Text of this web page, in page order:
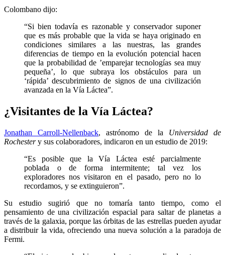
Colombano dijo:
“Si bien todavía es razonable y conservador suponer
que es más probable que la vida se haya originado en
condiciones similares a las nuestras, las grandes
diferencias de tiempo en la evolución potencial hacen
que la probabilidad de ’emparejar tecnologías sea muy
pequeña’, lo que subraya los obstáculos para un
‘rápida’ descubrimiento de signos de una civilización
avanzada en la Vía Láctea”.
¿Visitantes de la Vía Láctea?
Jonathan Carroll-Nellenback, astrónomo de la Universidad de
Rochestery sus colaboradores, indicaron en un estudio de 2019:
“Es posible que la Vía Láctea esté parcialmente
poblada o de forma intermitente; tal vez los
exploradores nos visitaron en el pasado, pero no lo
recordamos, y se extinguieron”.
Su estudio sugirió que no tomaría tanto tiempo, como el
pensamiento de una civilización espacial para saltar de planetas a
través de la galaxia, porque las órbitas de las estrellas pueden ayudar
a distribuir la vida, ofreciendo una nueva solución a la paradoja de
Fermi.